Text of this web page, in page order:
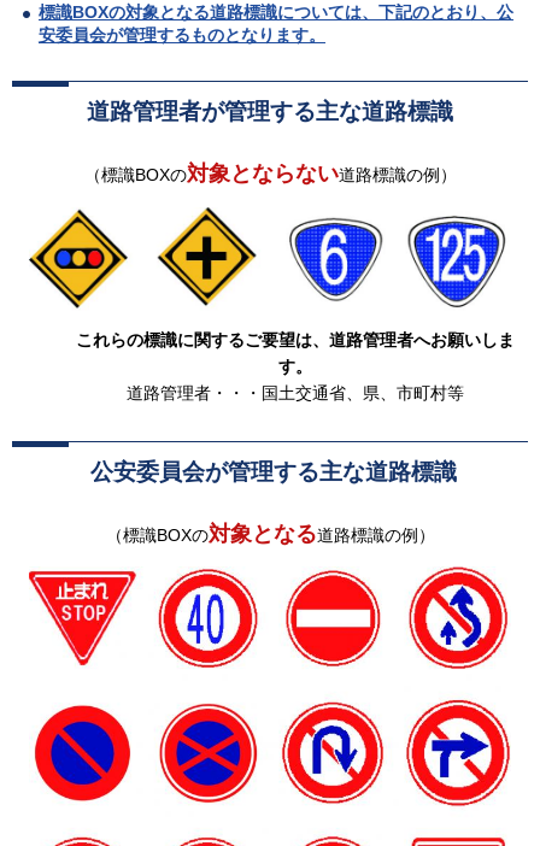
標識BOXの対象となる道路標識については、下記のとおり、公
安委員会が管理するものとなります。
道路管理者が管理する主な道路標識
（標識BOXの対象とならない道路標識の例）
これらの標識に関するご要望は、道路管理者へお願いしま
す。
道路管理者・・・国土交通省、県、市町村等
公安委員会が管理する主な道路標識
（標識BOXの対象となる道路標識の例）